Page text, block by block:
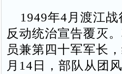
1949年4月渡江战
反动统治宣告覆灭
员兼第四十军军长
月14日，部队从团